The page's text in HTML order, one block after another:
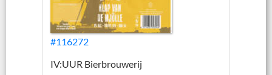
#116272
IV:UUR Bierbrouwerij